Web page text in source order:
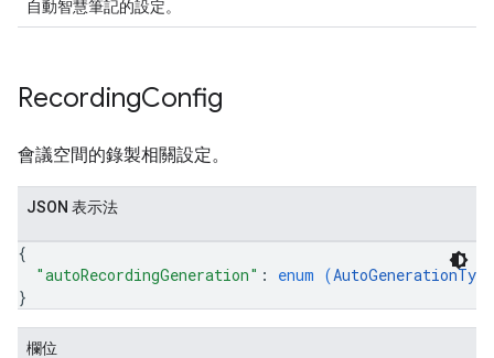
自動智慧筆記的設定。
RecordingConfig
會議空間的錄製相關設定。
JSON 表示法
{
"autoRecordingGeneration" : enum (AutoGenerationType
}
欄位